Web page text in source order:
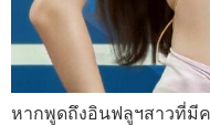
หากพูดถึงอินฟลูฯสาวที่มี